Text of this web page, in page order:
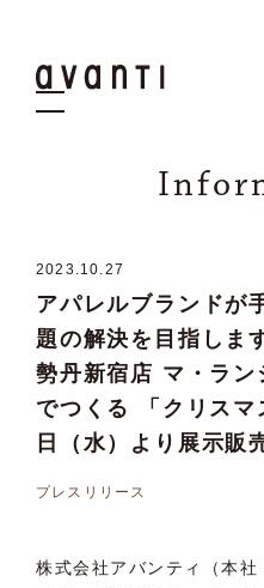
2023.10.27
アパレルブランドが
題の解決を目指しま
勢丹新宿店 マ・ラ
でつくる 「クリス
日（水）より展示販
プレスリリース
株式会社アバンティ（本